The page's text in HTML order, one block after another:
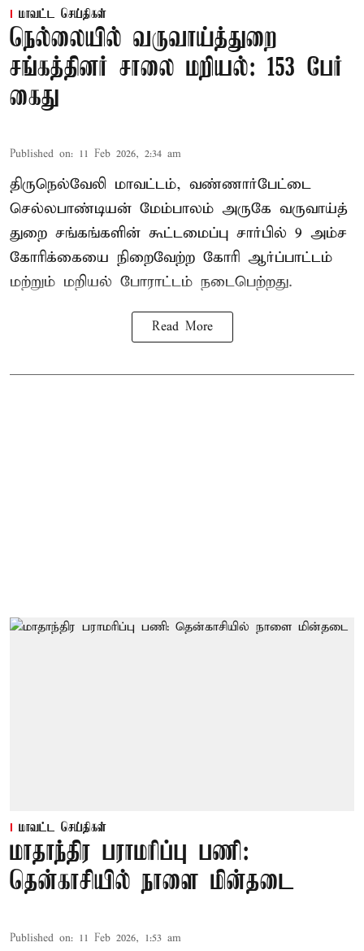
மாவட்ட செய்திகள்
நெல்லையில் வருவாய்த்துறை
சங்கத்தினர் சாலை மறியல்: 153 பேர்
கைது
Published on: 11 Feb 2026, 2:34 am
திருநெல்வேலி மாவட்டம், வண்ணார்பேட்டை
செல்லபாண்டியன் மேம்பாலம் அருகே வருவாய்த்
துறை சங்கங்களின் கூட்டமைப்பு சார்பில் 9 அம்ச
கோரிக்கையை நிறைவேற்ற கோரி ஆர்ப்பாட்டம்
மற்றும் மறியல் போராட்டம் நடைபெற்றது.
Read More
மாவட்ட செய்திகள்
மாதாந்திர பராமரிப்பு பணி:
தென்காசியில் நாளை மின்தடை
Published on: 11 Feb 2026, 1:53 am